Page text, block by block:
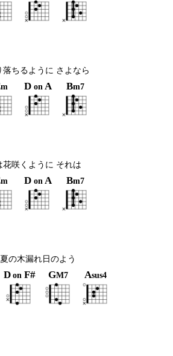
落ちるように さよなら
m D on A Bm7
花咲くように それは
m D on A Bm7
夏の木漏れ日のよう
D on F# GM7 Asus4